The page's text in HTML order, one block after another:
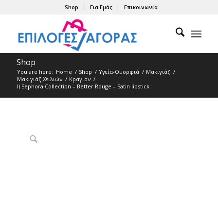
Shop Για Εμάς Επικοινωνία
Shop
You are here: Home / Shop / Υγεία-Ομορφιά / Μακιγιάζ /
Μακιγιάζ Χειλιών / Κραγιόν /
l) Sephora Collection – Better Rouge – Satin lipstick